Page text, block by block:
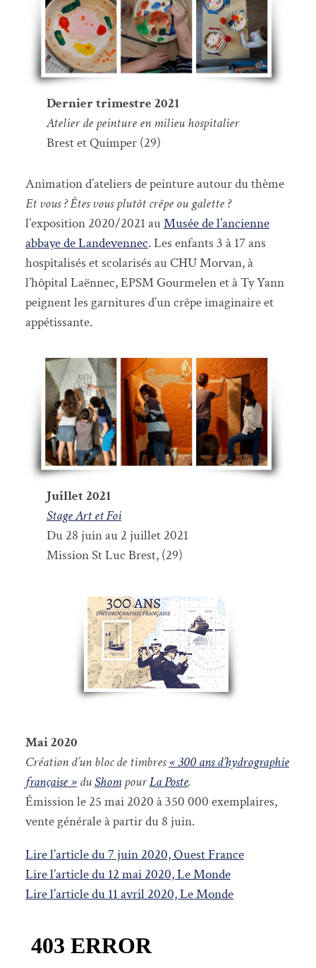
Dernier trimestre 2021
Atelier de peinture en milieu hospitalier
Brest et Quimper (29)
Animation d’ateliers de peinture autour du thème
Et vous ? Êtes vous plutôt crêpe ou galette ?
l’exposition 2020/2021 auMusée de l’ancienne
abbaye de Landevennec. Les enfants 3 à 17 ans
hospitalisés et scolarisés au CHU Morvan, à
l’hôpital Laënnec, EPSM Gourmelen et à Ty Yann
peignent les garnitures d’un crêpe imaginaire et
appétissante.
Juillet 2021
Stage Art et Foi
Du 28 juin au 2 juillet 2021
Mission St Luc Brest, (29)
Mai 2020
Création d’un bloc de timbres« 300 ans d’hydrographie
française »duShompourLa Poste.
Émission le 25 mai 2020 à 350 000 exemplaires,
vente générale à partir du 8 juin.
Lire l’article du 7 juin 2020, Ouest France
Lire l’article du 12 mai 2020, Le Monde
Lire l’article du 11 avril 2020, Le Monde